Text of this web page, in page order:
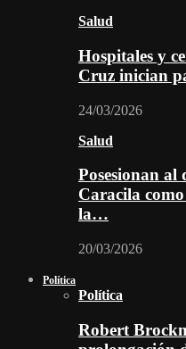
Salud
Hospitales y
Cruz inician
24/03/2026
Salud
Posesionan
Caracila
la…
20/03/2026
Política
Política
Robert